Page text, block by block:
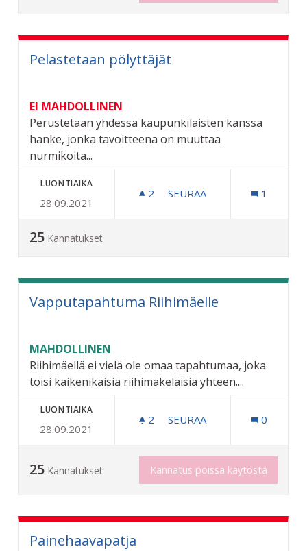
Pelastetaan pölyttäjät
EI MAHDOLLINEN
Perustetaan yhdessä kaupunkilaisten kanssa
hanke, jonka tavoitteena on muuttaa
nurmikoita...
LUONTIAIKA
28.09.2021
2 2 SEURAAJAA
SEURAA 1
25 Kannatukset
Vapputapahtuma Riihimäelle
MAHDOLLINEN
Riihimäellä ei vielä ole omaa tapahtumaa, joka
toisi kaikenikäisiä riihimäkeläisiä yhteen....
LUONTIAIKA
28.09.2021
2 2 SEURAAJAA
SEURAA 0
25 Kannatukset Kannatus poissa käytöstä
Painehaavapatja